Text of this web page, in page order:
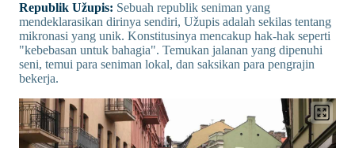
Republik Užupis: Sebuah republik seniman yang
mendeklarasikan dirinya sendiri, Užupis adalah sekilas tentang
mikronasi yang unik. Konstitusinya mencakup hak-hak seperti
"kebebasan untuk bahagia". Temukan jalanan yang dipenuhi
seni, temui para seniman lokal, dan saksikan para pengrajin
bekerja.